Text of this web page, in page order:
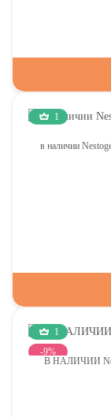
1
в наличии
1
-9%
В НАЛИЧИИ